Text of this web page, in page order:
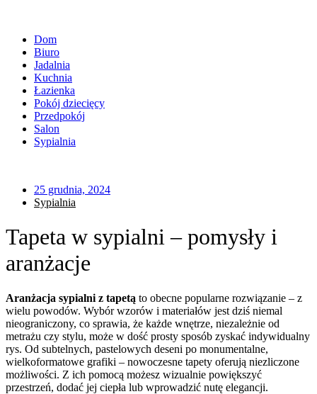
Dom
Biuro
Jadalnia
Kuchnia
Łazienka
Pokój dziecięcy
Przedpokój
Salon
Sypialnia
25 grudnia, 2024
Sypialnia
Tapeta w sypialni – pomysły i
aranżacje
Aranżacja sypialni z tapetą to obecne popularne rozwiązanie – z
wielu powodów. Wybór wzorów i materiałów jest dziś niemal
nieograniczony, co sprawia, że każde wnętrze, niezależnie od
metrażu czy stylu, może w dość prosty sposób zyskać indywidualny
rys. Od subtelnych, pastelowych deseni po monumentalne,
wielkoformatowe grafiki – nowoczesne tapety oferują niezliczone
możliwości. Z ich pomocą możesz wizualnie powiększyć
przestrzeń, dodać jej ciepła lub wprowadzić nutę elegancji.